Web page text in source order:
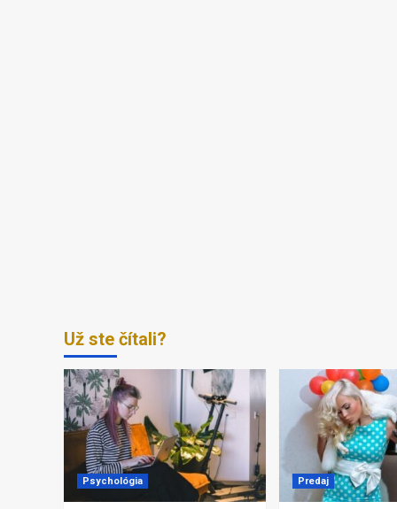
Už ste čítali?
Psychológia Predaj